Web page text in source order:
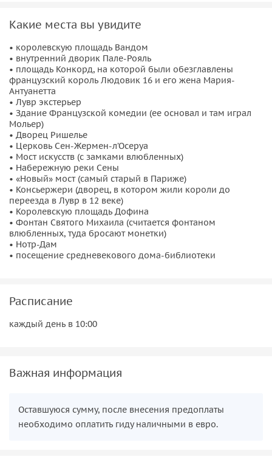
великолепном саду Тьюильри и саду Вивиани, откуда вы
самого Нотр-Дама рассмотрите фасад собора, узнаете
легенды, которые с ним связаны, и услышите о планах по
его реконструкции.
А завершим прогулку в средневековом доме-библиотеке,
где каждый англоязычный писатель стремится
представить свои книги жителям Парижа.
Важная информация:
• Мы будем много гулять по городу пешком, наденьте
удобную обувь.
• Экскурсия проводится для группы от 3-х человек.
Пожалуйста, прежде, чем оплатить заказ, уточняйте в
переписке, состоится ли экскурсия.
• К оплате не принимаются купюры 200 и 500 евро.
Какие места вы увидите
• королевскую площадь Вандом
• внутренний дворик Пале-Рояль
• площадь Конкорд, на которой были обезглавлены
французский король Людовик 16 и его жена Мария-
Антуанетта
• Лувр экстерьер
• Здание Французской комедии (ее основал и там играл
Мольер)
• Дворец Ришелье
• Церковь Сен-Жермен-л’Осеруа
• Мост искусств (с замками влюбленных)
• Набережную реки Сены
• «Новый» мост (самый старый в Париже)
• Консьержери (дворец, в котором жили короли до
переезда в Лувр в 12 веке)
• Королевскую площадь Дофина
• Фонтан Святого Михаила (считается фонтаном
влюбленных, туда бросают монетки)
• Нотр-Дам
• посещение средневекового дома-библиотеки
Расписание
каждый день в 10:00
Важная информация
Оставшуюся сумму, после внесения предоплаты
необходимо оплатить гиду наличными в евро.